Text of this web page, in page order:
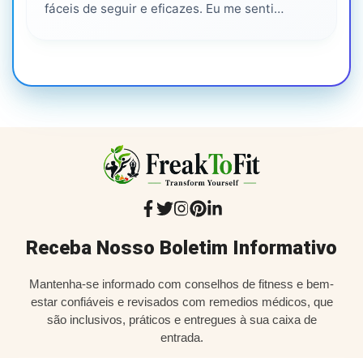
fáceis de seguir e eficazes. Eu me senti
Receba Nosso Boletim Informativo
Mantenha-se informado com conselhos de fitness e bem-
estar confiáveis e revisados com remedios médicos, que
são inclusivos, práticos e entregues à sua caixa de
entrada.